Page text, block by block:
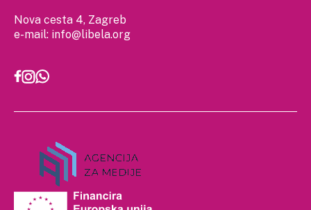
Nova cesta 4, Zagreb
e-mail: info@libela.org